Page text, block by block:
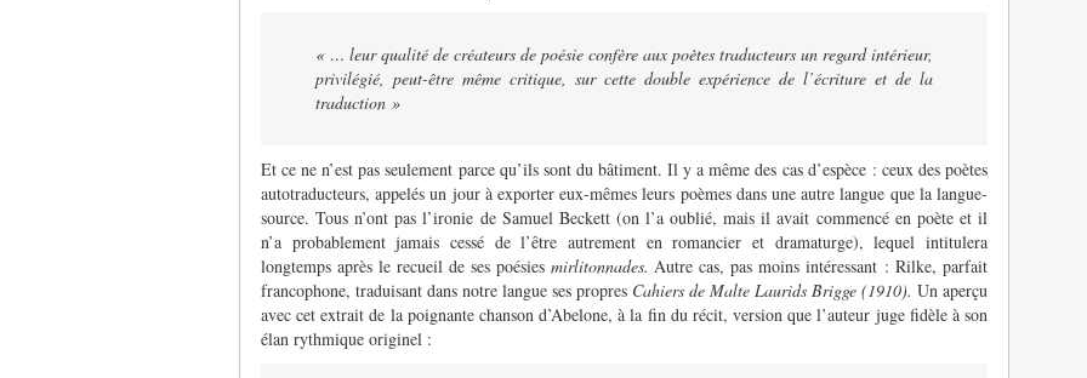
« … leur qualité de créateurs de poésie confère aux poètes traducteurs un regard intérieur,
privilégié, peut-être même critique, sur cette double expérience de l’écriture et de la
traduction »
Et ce ne n’est pas seulement parce qu’ils sont du bâtiment. Il y a même des cas d’espèce : ceux des poètes
autotraducteurs, appelés un jour à exporter eux-mêmes leurs poèmes dans une autre langue que la langue-
source. Tous n’ont pas l’ironie de Samuel Beckett (on l’a oublié, mais il avait commencé en poète et il
n’a probablement jamais cessé de l’être autrement en romancier et dramaturge), lequel intitulera
longtemps après le recueil de ses poésies mirlitonnades. Autre cas, pas moins intéressant : Rilke, parfait
francophone, traduisant dans notre langue ses propres Cahiers de Malte Laurids Brigge (1910). Un aperçu
avec cet extrait de la poignante chanson d’Abelone, à la fin du récit, version que l’auteur juge fidèle à son
élan rythmique originel :